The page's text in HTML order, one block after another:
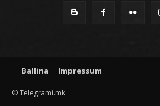
Ballina Impressum
© Telegrami.mk